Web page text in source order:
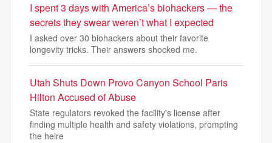
I spent 3 days with America’s biohackers — the
secrets they swear weren’t what I expected
I asked over 30 biohackers about their favorite
longevity tricks. Their answers shocked me.
Utah Shuts Down Provo Canyon School Paris
Hilton Accused of Abuse
State regulators revoked the facility's license after
finding multiple health and safety violations, prompting
the heire